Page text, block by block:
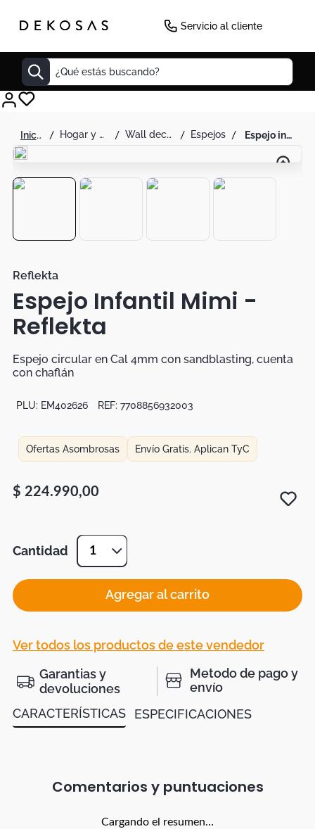
Servicio al cliente
¿Qué estás buscando?
hogar y decoración wall decor espejos espejo infantil mimi - reflekta
Reflekta
Espejo Infantil Mimi -
Reflekta
Espejo circular en Cal 4mm con sandblasting, cuenta
con chaflán
PLU: EM402626 REF: 7708856932003
Ofertas Asombrosas Envío Gratis. Aplican TyC
$ 224.990,00
Cantidad 1
Agregar al carrito
Ver todos los productos de este vendedor
Garantias y
devoluciones
Metodo de pago y
envío
CARACTERÍSTICAS
ESPECIFICACIONES
Comentarios
Cargando el resumen…
Decoracion
Sillas
Lamparas
Duvet
Botas